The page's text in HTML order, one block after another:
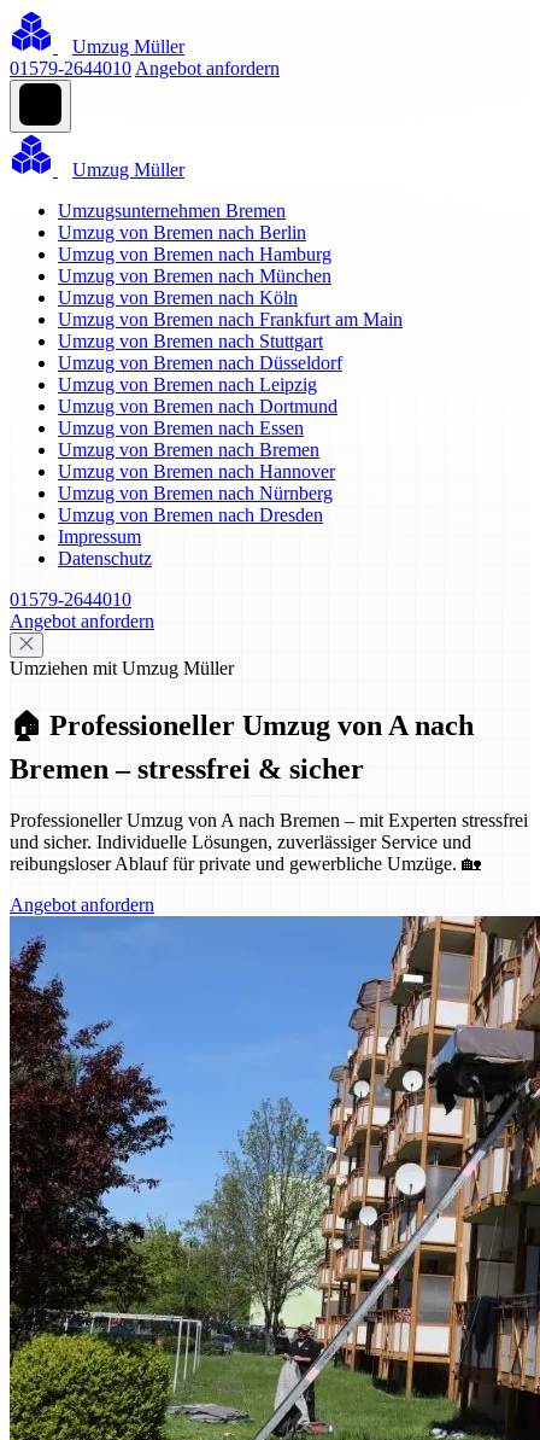
Umzug Müller
01579-2644010 Angebot anfordern
Umzug Müller
Umzugsunternehmen Bremen
Umzug von Bremen nach Berlin
Umzug von Bremen nach Hamburg
Umzug von Bremen nach München
Umzug von Bremen nach Köln
Umzug von Bremen nach Frankfurt am Main
Umzug von Bremen nach Stuttgart
Umzug von Bremen nach Düsseldorf
Umzug von Bremen nach Leipzig
Umzug von Bremen nach Dortmund
Umzug von Bremen nach Essen
Umzug von Bremen nach Bremen
Umzug von Bremen nach Hannover
Umzug von Bremen nach Nürnberg
Umzug von Bremen nach Dresden
Impressum
Datenschutz
01579-2644010
Angebot anfordern
Umziehen mit Umzug Müller
🏠 Professioneller Umzug von A nach
Bremen – stressfrei & sicher
Professioneller Umzug von A nach Bremen – mit Experten stressfrei
und sicher. Individuelle Lösungen, zuverlässiger Service und
reibungsloser Ablauf für private und gewerbliche Umzüge. 🏡
Angebot anfordern